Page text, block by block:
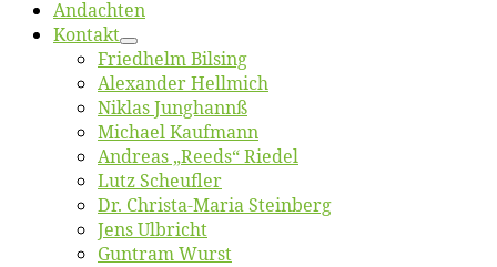
An­dach­ten
Kon­takt
Fried­helm Bilsing
Alex­an­der Hellmich
Ni­klas Junghannß
Mi­cha­el Kaufmann
An­dre­as „Reeds“ Riedel
Lutz Scheuf­ler
Dr. Chris­­ta-Ma­ria Steinberg
Jens Ulb­richt
Gun­tram Wurst